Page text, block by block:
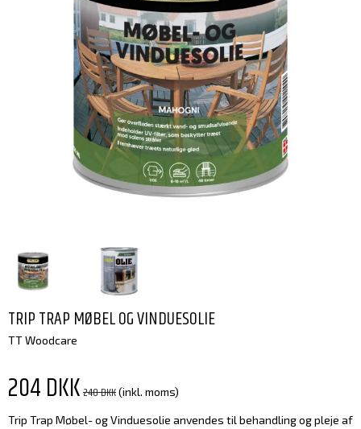
TRIP TRAP MØBEL OG VINDUESOLIE
TT Woodcare
204 DKK240 DKK(inkl. moms)
Trip Trap Møbel- og Vinduesolie anvendes til behandling og pleje af